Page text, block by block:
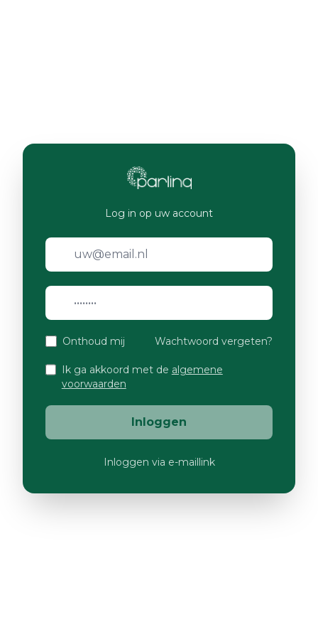
Log in op uw account
Onthoud mij Wachtwoord vergeten?
Ik ga akkoord met de algemene
voorwaarden
Inloggen
Inloggen via e-maillink